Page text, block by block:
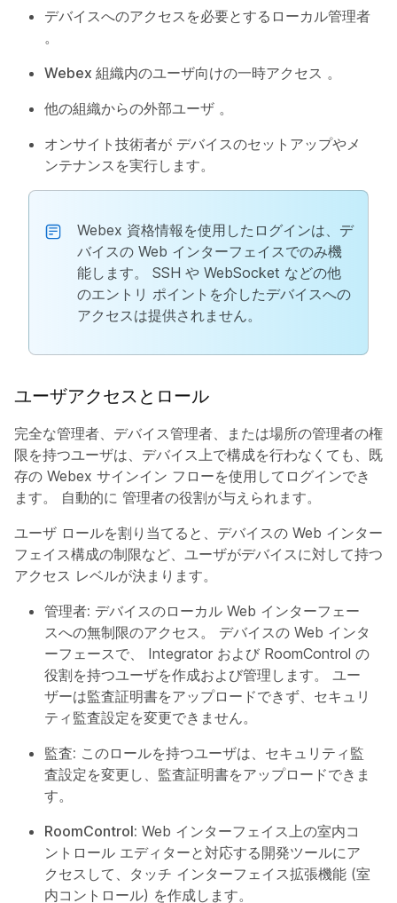
デバイスへのアクセスを必要とするローカル管理者
。
Webex 組織内のユーザ向けの一時アクセス 。
他の組織からの外部ユーザ 。
オンサイト技術者が デバイスのセットアップやメ
ンテナンスを実行します。
Webex 資格情報を使用したログインは、デ
バイスの Web インターフェイスでのみ機
能します。 SSH や WebSocket などの他
のエントリ ポイントを介したデバイスへの
アクセスは提供されません。
ユーザアクセスとロール
完全な管理者、デバイス管理者、または場所の管理者の権
限を持つユーザは、デバイス上で構成を行わなくても、既
存の Webex サインイン フローを使用してログインでき
ます。 自動的に 管理者の役割が与えられます。
ユーザ ロールを割り当てると、デバイスの Web インター
フェイス構成の制限など、ユーザがデバイスに対して持つ
アクセス レベルが決まります。
管理者: デバイスのローカル Web インターフェー
スへの無制限のアクセス。 デバイスの Web インタ
ーフェースで、 Integrator および RoomControl の
役割を持つユーザを作成および管理します。 ユー
ザーは監査証明書をアップロードできず、セキュリ
ティ監査設定を変更できません。
監査: このロールを持つユーザは、セキュリティ監
査設定を変更し、監査証明書をアップロードできま
す。
RoomControl: Web インターフェイス上の室内コ
ントロール エディターと対応する開発ツールにア
クセスして、タッチ インターフェイス拡張機能 (室
内コントロール) を作成します。